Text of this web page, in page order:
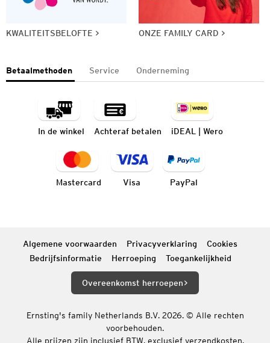
KWALITEITSBELOFTE ONZE FAMILY CARD
Betaalmethoden Service Onderneming
In de winkel Achteraf betalen iDEAL | Wero
Mastercard Visa PayPal
Algemene voorwaarden Privacyverklaring
Cookies
Bedrijfsinformatie
Herroeping Toegankelijkheid
Overeenkomst herroepen
Ernsting's family Netherlands B.V. 2026. © Alle rechten
voorbehouden.
Alle prijzen zijn inclusief BTW, exclusief verzendkosten.